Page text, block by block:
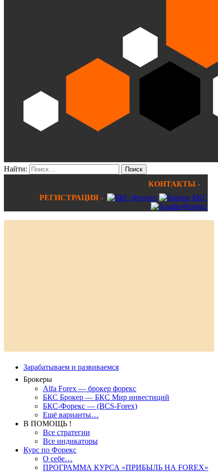
Найти:
КОНТАКТЫ -
РЕГИСТРАЦИЯ -
Зарабатываем и развиваемся
Брокеры
Alfa Forex — брокер форекс
БКС Брокер — БКС Мир инвестиций
БКС-Форекс — (BCS-Forex)
Ещё варианты…
В ПОМОЩЬ !
Все стратегии
Все индикаторы
Курс по Форекс
О себе…
ПРОГРАММА КУРСА «ПРИБЫЛЬ НА FOREX»